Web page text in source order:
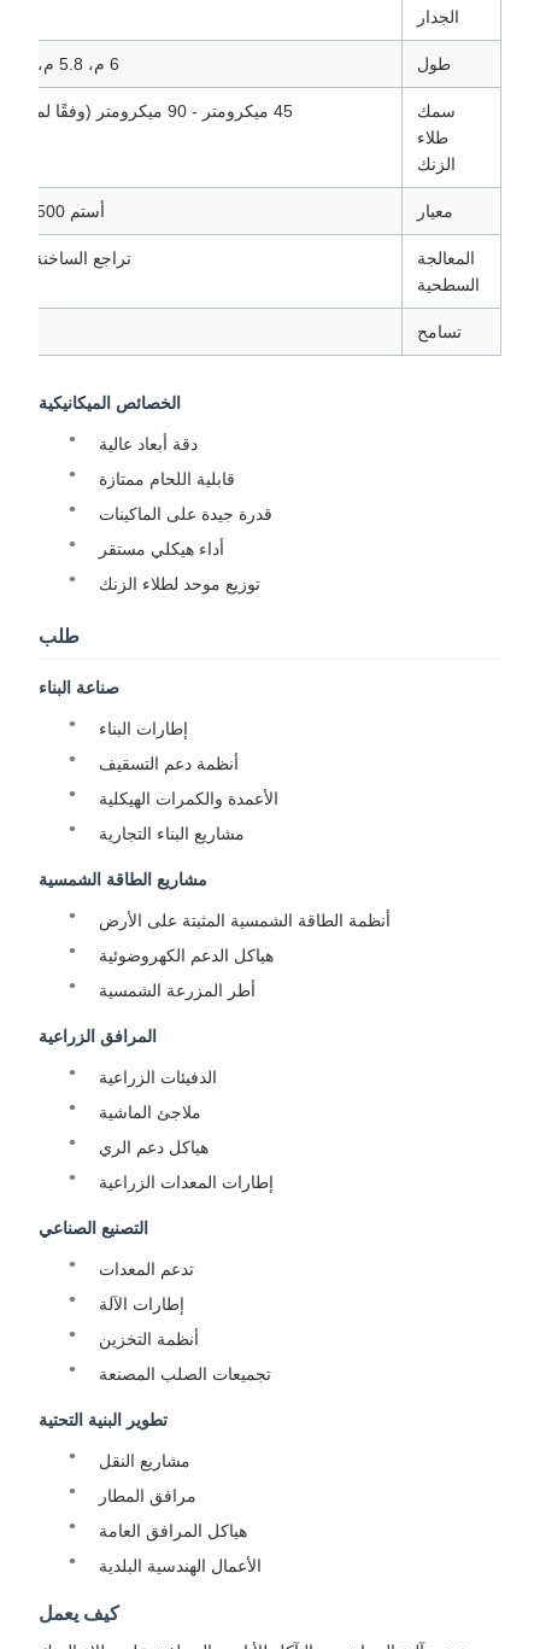
الجدار
المعالجة
السطحية
تراجع الساخنة
تسامح
الخصائص الميكانيكية
دقة أبعاد عالية
قابلية اللحام ممتازة
قدرة جيدة على الماكينات
أداء هيكلي مستقر
توزيع موحد لطلاء الزنك
طلب
صناعة البناء
إطارات البناء
أنظمة دعم التسقيف
الأعمدة والكمرات الهيكلية
مشاريع البناء التجارية
مشاريع الطاقة الشمسية
أنظمة الطاقة الشمسية المثبتة على الأرض
هياكل الدعم الكهروضوئية
أطر المزرعة الشمسية
المرافق الزراعية
الدفيئات الزراعية
ملاجئ الماشية
هياكل دعم الري
إطارات المعدات الزراعية
التصنيع الصناعي
تدعم المعدات
إطارات الآلة
أنظمة التخزين
تجميعات الصلب المصنعة
تطوير البنية التحتية
مشاريع النقل
مرافق المطار
هياكل المرافق العامة
الأعمال الهندسية البلدية
كيف يعمل